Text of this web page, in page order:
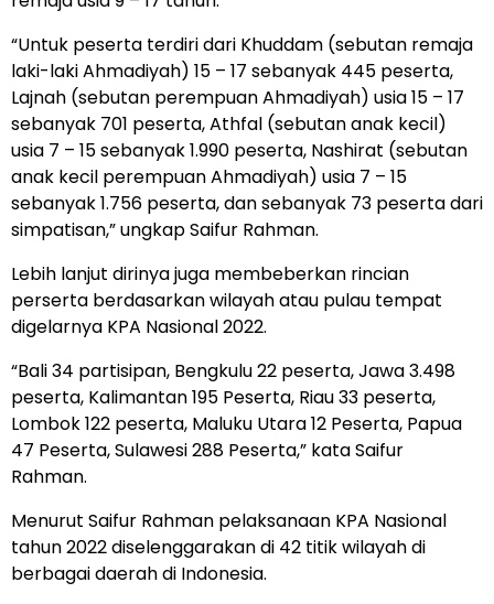
“Untuk peserta terdiri dari Khuddam (sebutan remaja
laki-laki Ahmadiyah) 15 – 17 sebanyak 445 peserta,
Lajnah (sebutan perempuan Ahmadiyah) usia 15 – 17
sebanyak 701 peserta, Athfal (sebutan anak kecil)
usia 7 – 15 sebanyak 1.990 peserta, Nashirat (sebutan
anak kecil perempuan Ahmadiyah) usia 7 – 15
sebanyak 1.756 peserta, dan sebanyak 73 peserta dari
simpatisan,” ungkap Saifur Rahman.
Lebih lanjut dirinya juga membeberkan rincian
perserta berdasarkan wilayah atau pulau tempat
digelarnya KPA Nasional 2022.
“Bali 34 partisipan, Bengkulu 22 peserta, Jawa 3.498
peserta, Kalimantan 195 Peserta, Riau 33 peserta,
Lombok 122 peserta, Maluku Utara 12 Peserta, Papua
47 Peserta, Sulawesi 288 Peserta,” kata Saifur
Rahman.
Menurut Saifur Rahman pelaksanaan KPA Nasional
tahun 2022 diselenggarakan di 42 titik wilayah di
berbagai daerah di Indonesia.